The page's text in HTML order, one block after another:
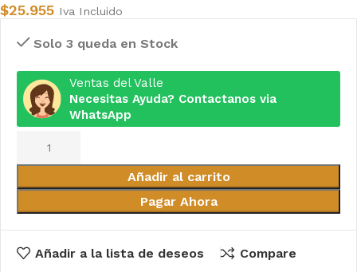
$25.955 Iva Incluido
Solo 3 queda en Stock
Ventas del Valle
Necesitas Ayuda? Contactanos via
WhatsApp
Añadir al carrito
Pagar Ahora
Añadir a la lista de deseos Compare